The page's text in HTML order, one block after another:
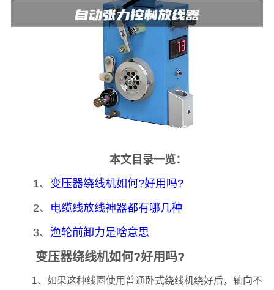
本文目录一览：
1、 变压器绕线机如何?好用吗?
2、
电缆线放线神器都有哪几种
3、 渔轮前卸力是啥意思
变压器绕线机如何?好用吗?
1、如果这种线圈使用普通卧式绕线机绕好后，轴向不